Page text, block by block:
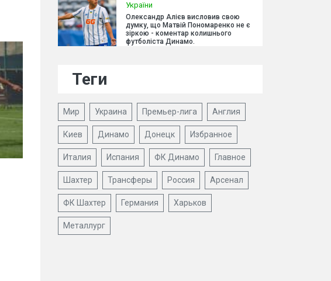
України
Олександр Алієв висловив свою
думку, що Матвій Пономаренко не є
зіркою - коментар колишнього
футболіста Динамо.
Теги
Мир Украина Премьер-лига Англия
Киев Динамо Донецк Избранное
Италия Испания ФК Динамо Главное
Шахтер Трансферы Россия Арсенал
ФК Шахтер Германия Харьков
Металлург